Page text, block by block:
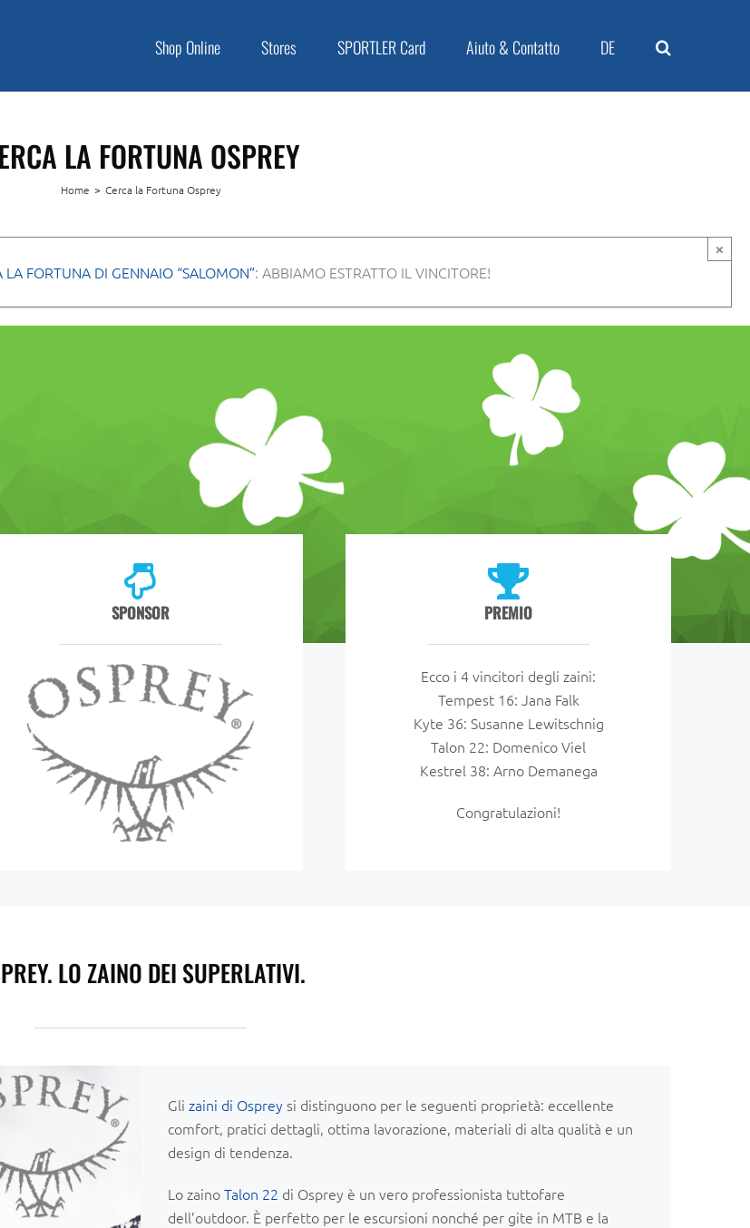
Shop Online Stores SPORTLER Card Aiuto & Contatto DE
LA FORTUNA OSPREY
Home > Cerca la Fortuna Osprey
×
FORTUNA DI GENNAIO “SALOMON”: ABBIAMO ESTRATTO IL VINCITORE!
SPONSOR PREMIO
Ecco i 4 vincitori degli zaini:
Tempest 16: Jana Falk
Kyte 36: Susanne Lewitschnig
Talon 22: Domenico Viel
Kestrel 38: Arno Demanega
Congratulazioni!
LO ZAINO DEI SUPERLATIVI.
Gli zaini di Osprey si distinguono per le seguenti proprietà: eccellente
comfort, pratici dettagli, ottima lavorazione, materiali di alta qualità e un
design di tendenza.
Lo zainoTalon 22 di Osprey è un vero professionista tuttofare
dell’outdoor. È perfetto per le escursioni nonché per gite in MTB e la